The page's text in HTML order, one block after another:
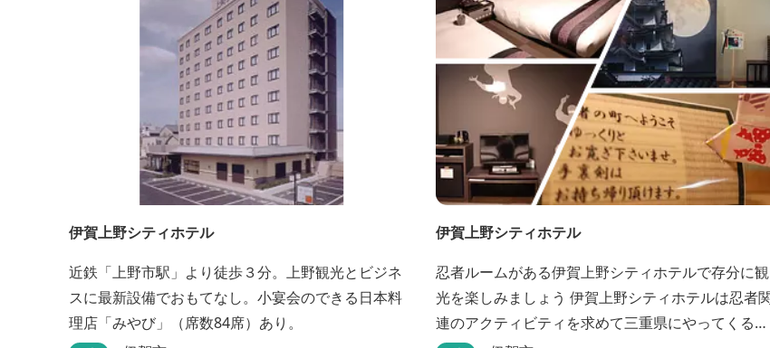
伊賀上野シティホテル
近鉄「上野市駅」より徒歩３分。上野観光とビジネ
スに最新設備でおもてなし。小宴会のできる日本料
理店「みやび」（席数84席）あり。
伊賀上野シティホテル
忍者ルームがある伊賀上野シティホテルで存分に観
光を楽しみましょう 伊賀上野シティホテルは忍者関
連のアクティビティを求めて三重県にやってくる